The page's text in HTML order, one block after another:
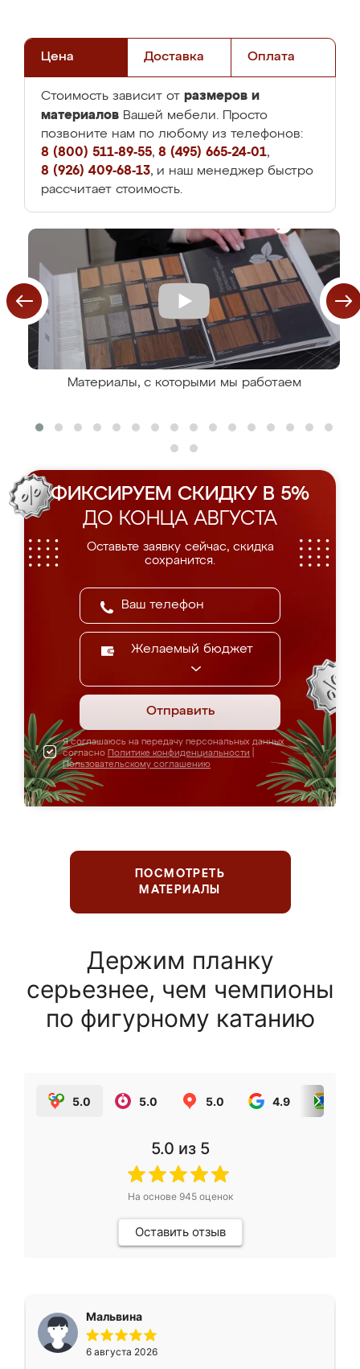
Цена Доставка Оплата
Стоимость зависит от размеров и
материалов Вашей мебели. Просто
позвоните нам по любому из телефонов:
8 (800) 511-89-55, 8 (495) 665-24-01,
8 (926) 409-68-13, и наш менеджер быстро
рассчитает стоимость.
Материалы, с которыми мы работаем
ФИКСИРУЕМ СКИДКУ В 5%
ДО КОНЦА АВГУСТА
Оставьте заявку сейчас, скидка
сохранится.
Желаемый бюджет
Отправить
Я соглашаюсь на передачу персональных данных
согласно Политике конфиденциальности
Пользовательскому соглашению
ПОСМОТРЕТЬ
МАТЕРИАЛЫ
Держим планку
серьезнее, чем чемпионы
по фигурному катанию
5.0 5.0 5.0 4.9
5.0 из 5
На основе 945оценок
Оставить отзыв
Мальвина
6 августа 2026